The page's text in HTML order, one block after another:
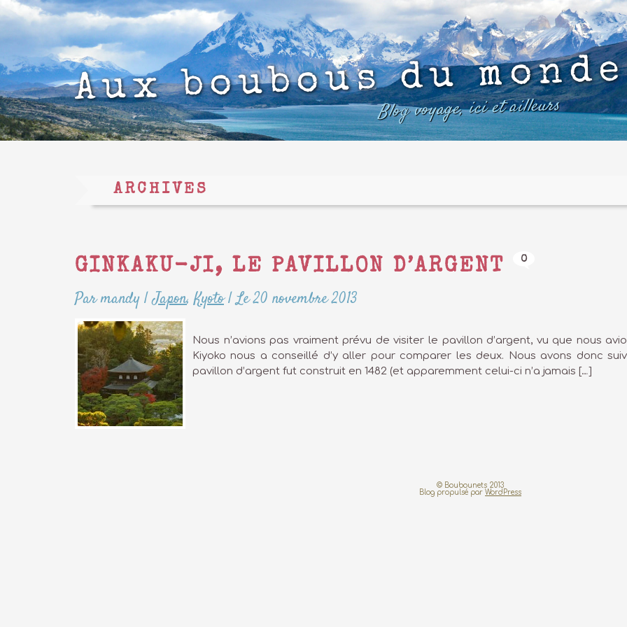
Aux boubous du monde
Blog voyage, ici et ailleurs
ARCHIVES
GINKAKU-JI, LE PAVILLON D’ARGENT 0
Par mandy|Japon,Kyoto|Le 20 novembre 2013
Nous n’avions pas vraiment prévu de visiter le pavillon d’argent, vu que nous
Kiyoko nous a conseillé d’y aller pour comparer les deux. Nous avons donc
pavillon d’argent fut construit en 1482 (et apparemment celui-ci n’a jamais […]
© Boubounets 2013
Blog propulsé par WordPress